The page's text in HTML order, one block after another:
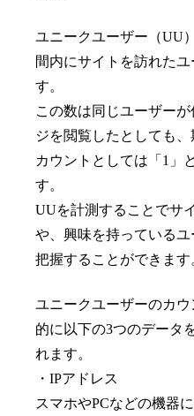
ユニークユーザー（UU
間内にサイトを訪れた
す。
この数は同じユーザー
ジを閲覧したとしても
カウントとしては「1」
す。
UUを計測することでサ
や、興味を持っている
把握することができます
ユニークユーザーのカ
的に以下の3つのデータ
れます。
・IPアドレス
スマホやPCなどの機器